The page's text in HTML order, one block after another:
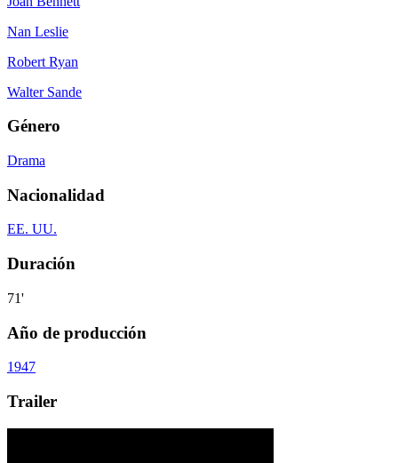
Nan Leslie
Robert Ryan
Walter Sande
Género
Drama
Nacionalidad
EE. UU.
Duración
71'
Año de producción
1947
Trailer